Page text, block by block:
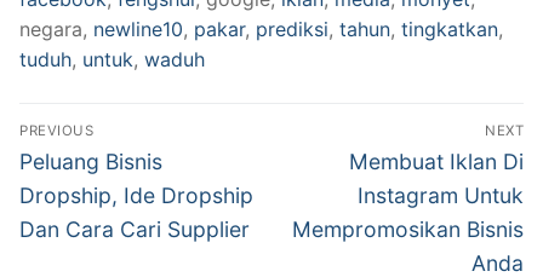
negara, newline10, pakar, prediksi, tahun, tingkatkan,
tuduh, untuk, waduh
Post
navigation
PREVIOUS
Previous
post:
Peluang Bisnis
Dropship, Ide Dropship
Dan Cara Cari Supplier
NEXT
Next
post:
Membuat Iklan Di
Instagram Untuk
Mempromosikan Bisnis
Anda